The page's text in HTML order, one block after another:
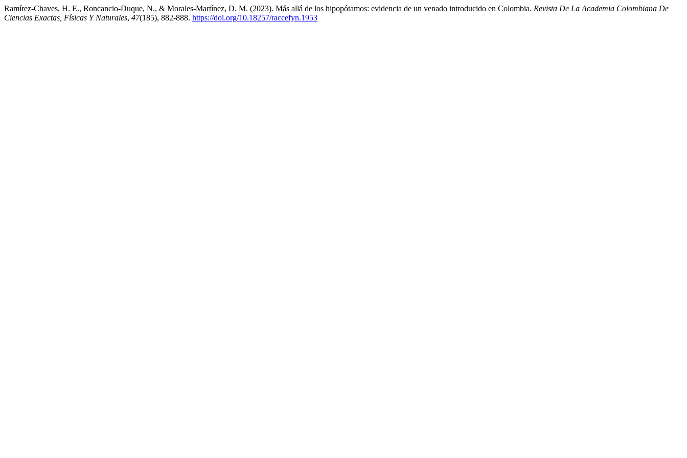
Ramírez-Chaves, H. E., Roncancio-Duque, N., & Morales-Martínez, D. M. (2023). Más allá de los hipopótamos: evidencia de un venado introducido en Colombia. Revista De La Academia Colombiana De
Ciencias Exactas, Físicas Y Naturales, 47(185), 882-888. https://doi.org/10.18257/raccefyn.1953